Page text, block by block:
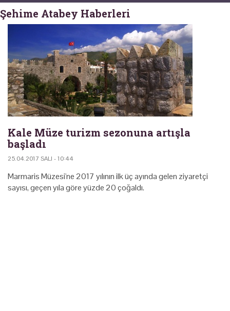
Şehime Atabey Haberleri
Kale Müze turizm sezonuna artışla
başladı
25.04.2017 SALI - 10:44
Marmaris Müzesi'ne 2017 yılının ilk üç ayında gelen ziyaretçi
sayısı, geçen yıla göre yüzde 20 çoğaldı.